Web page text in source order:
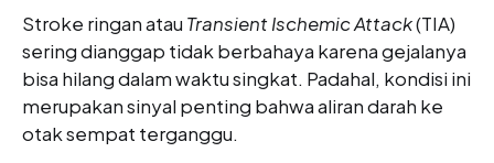
Stroke ringan atau Transient Ischemic Attack(TIA)
sering dianggap tidak berbahaya karena gejalanya
bisa hilang dalam waktu singkat. Padahal, kondisi ini
merupakan sinyal penting bahwa aliran darah ke
otak sempat terganggu.